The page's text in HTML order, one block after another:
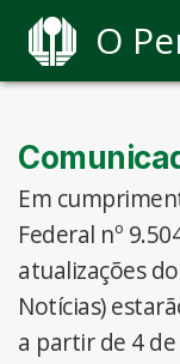
O
Em
Federal nº
atualizações
Notícias)
a partir de 4